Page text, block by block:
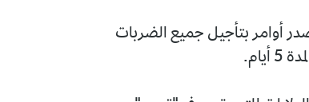
أوامر بتأجيل جميع الضربات